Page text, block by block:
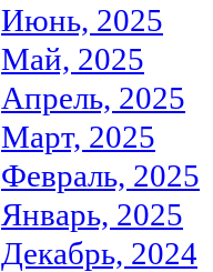
Июнь, 2025
Май, 2025
Апрель, 2025
Март, 2025
Февраль, 2025
Январь, 2025
Декабрь, 2024